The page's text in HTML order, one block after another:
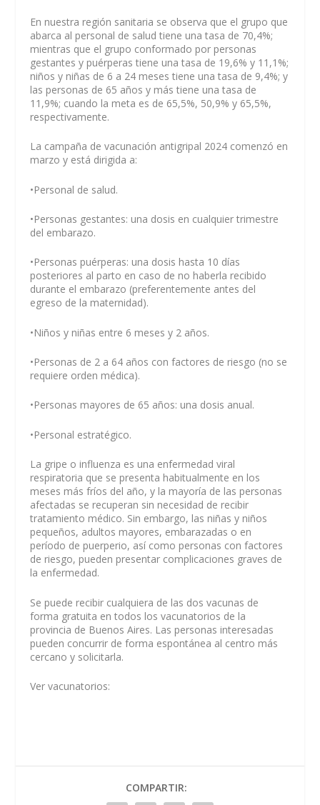
En nuestra región sanitaria se observa que el grupo que
abarca al personal de salud tiene una tasa de 70,4%;
mientras que el grupo conformado por personas
gestantes y puérperas tiene una tasa de 19,6% y 11,1%;
niños y niñas de 6 a 24 meses tiene una tasa de 9,4%; y
las personas de 65 años y más tiene una tasa de
11,9%; cuando la meta es de 65,5%, 50,9% y 65,5%,
respectivamente.
La campaña de vacunación antigripal 2024 comenzó en
marzo y está dirigida a:
•Personal de salud.
•Personas gestantes: una dosis en cualquier trimestre
del embarazo.
•Personas puérperas: una dosis hasta 10 días
posteriores al parto en caso de no haberla recibido
durante el embarazo (preferentemente antes del
egreso de la maternidad).
•Niños y niñas entre 6 meses y 2 años.
•Personas de 2 a 64 años con factores de riesgo (no se
requiere orden médica).
•Personas mayores de 65 años: una dosis anual.
•Personal estratégico.
La gripe o influenza es una enfermedad viral
respiratoria que se presenta habitualmente en los
meses más fríos del año, y la mayoría de las personas
afectadas se recuperan sin necesidad de recibir
tratamiento médico. Sin embargo, las niñas y niños
pequeños, adultos mayores, embarazadas o en
período de puerperio, así como personas con factores
de riesgo, pueden presentar complicaciones graves de
la enfermedad.
Se puede recibir cualquiera de las dos vacunas de
forma gratuita en todos los vacunatorios de la
provincia de Buenos Aires. Las personas interesadas
pueden concurrir de forma espontánea al centro más
cercano y solicitarla.
Ver vacunatorios:
COMPARTIR: